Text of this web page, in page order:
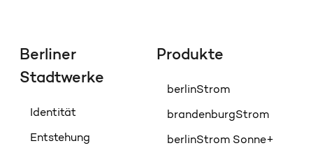
Berliner
Stadtwerke
Identität
Entstehung
Produkte
berlinStrom
brandenburgStrom
berlinStrom Sonne+